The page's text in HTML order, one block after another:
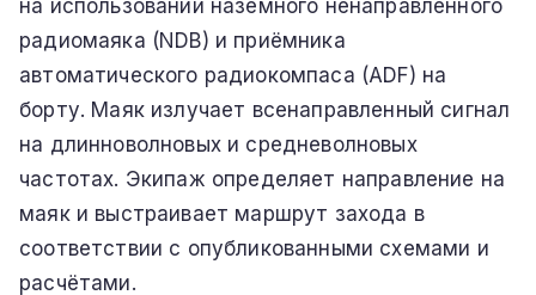
на использовании наземного ненаправленного
радиомаяка (NDB) и приёмника
автоматического радиокомпаса (ADF) на
борту. Маяк излучает всенаправленный сигнал
на длинноволновых и средневолновых
частотах. Экипаж определяет направление на
маяк и выстраивает маршрут захода в
соответствии с опубликованными схемами и
расчётами.